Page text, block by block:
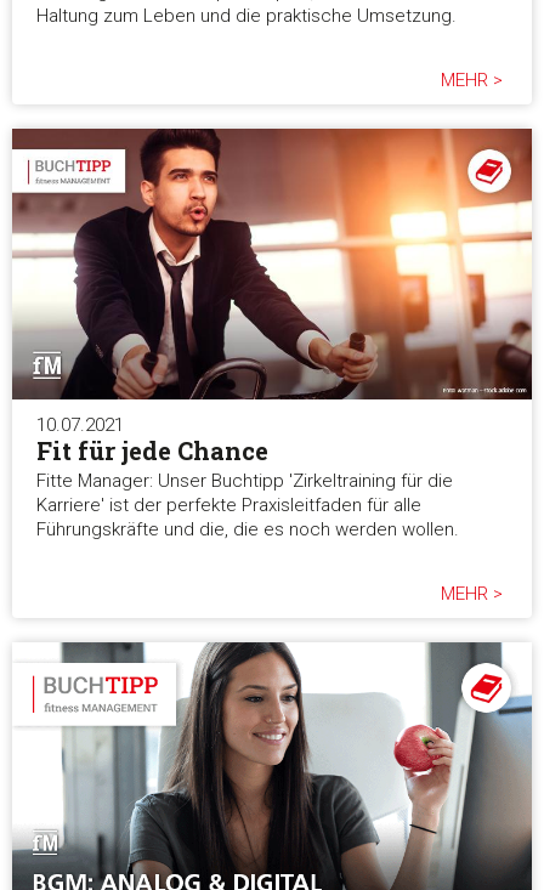
Haltung zum Leben und die praktische Umsetzung.
MEHR >
10.07.2021
Fit für jede Chance
Fitte Manager: Unser Buchtipp 'Zirkeltraining für die
Karriere' ist der perfekte Praxisleitfaden für alle
Führungskräfte und die, die es noch werden wollen.
MEHR >